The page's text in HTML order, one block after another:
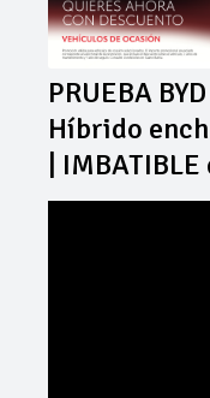
PRUEBA
Híbrido
|